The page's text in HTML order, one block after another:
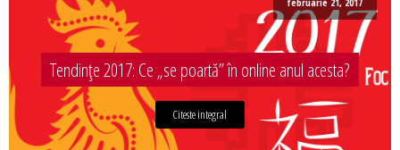
Tendințe 2017: Ce „se poartă” în online anul acesta?
Citeste integral